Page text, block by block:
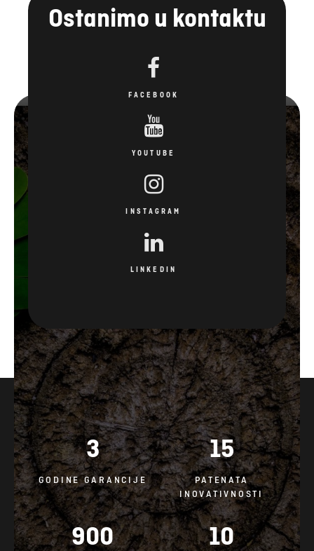
Ostanimo u kontaktu
FACEBOOK
YOUTUBE
INSTAGRAM
LINKEDIN
3
GODINE GARANCIJE
15
PATENATA
INOVATIVNOSTI
900 10